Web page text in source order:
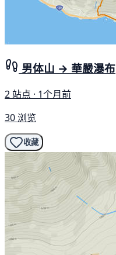
男体山 → 華嚴瀑布
2 站点 · 1个月前
30 浏览
收藏